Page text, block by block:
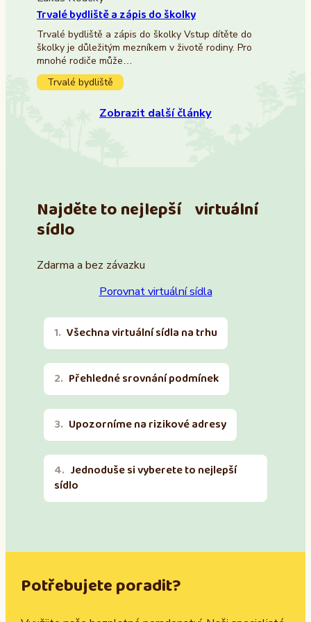
Trvalé bydliště a zápis do školky
Trvalé bydliště a zápis do školky Vstup dítěte do
školky je důležitým mezníkem v životě rodiny. Pro
mnohé rodiče může…
Trvalé bydliště
Zobrazit další články
Najděte to nejlepší virtuální
sídlo
Zdarma a bez závazku
Porovnat virtuální sídla
Všechna virtuální sídla na trhu
Přehledné srovnání podmínek
Upozorníme na rizikové adresy
Jednoduše si vyberete to nejlepší
sídlo
Potřebujete poradit?